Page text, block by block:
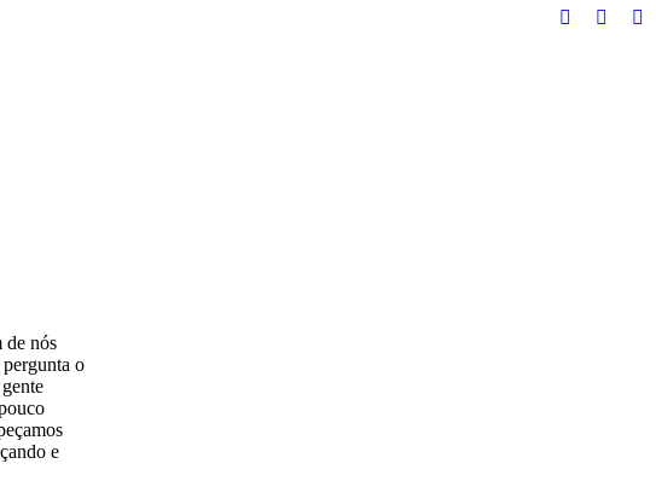
Facebook
de nós
pergunta o
e